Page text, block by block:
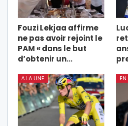
Fouzi Lekjaa affirme
ne pas avoir rejoint le
PAM « dans le but
d’obtenir un…
A LA UNE